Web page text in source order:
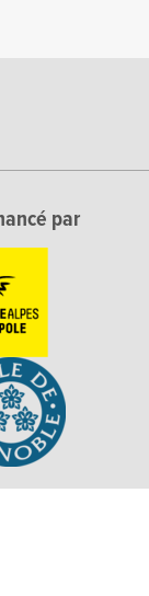
par